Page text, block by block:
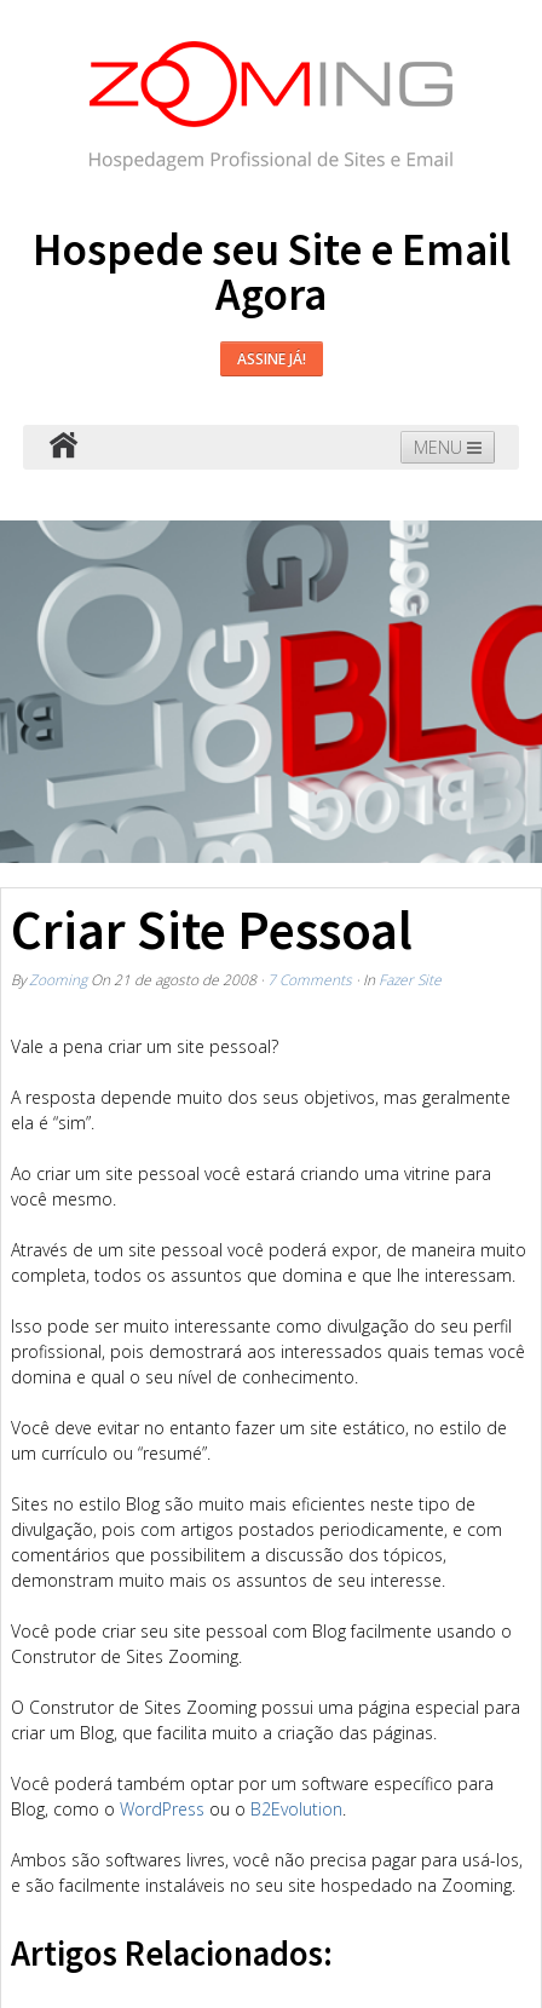
Hospede seu Site e Email
Agora
ASSINE JÁ!
MENU
Domínios Blog Suporte
Criar Site Pessoal
ByZoomingOn 21 de agosto de 2008· 7 Comments · In Fazer Site
Vale a pena criar um site pessoal?
A resposta depende muito dos seus objetivos, mas geralmente
ela é “sim”.
Ao criar um site pessoal você estará criando uma vitrine para
você mesmo.
Através de um site pessoal você poderá expor, de maneira muito
completa, todos os assuntos que domina e que lhe interessam.
Isso pode ser muito interessante como divulgação do seu perfil
profissional, pois demostrará aos interessados quais temas você
domina e qual o seu nível de conhecimento.
Você deve evitar no entanto fazer um site estático, no estilo de
um currículo ou “resumé”.
Sites no estilo Blog são muito mais eficientes neste tipo de
divulgação, pois com artigos postados periodicamente, e com
comentários que possibilitem a discussão dos tópicos,
demonstram muito mais os assuntos de seu interesse.
Você pode criar seu site pessoal com Blog facilmente usando o
Construtor de Sites Zooming.
O Construtor de Sites Zooming possui uma página especial para
criar um Blog, que facilita muito a criação das páginas.
Você poderá também optar por um software específico para
Blog, como o WordPress ou o B2Evolution.
Ambos são softwares livres, você não precisa pagar para usá-los,
e são facilmente instaláveis no seu site hospedado na Zooming.
Artigos Relacionados: